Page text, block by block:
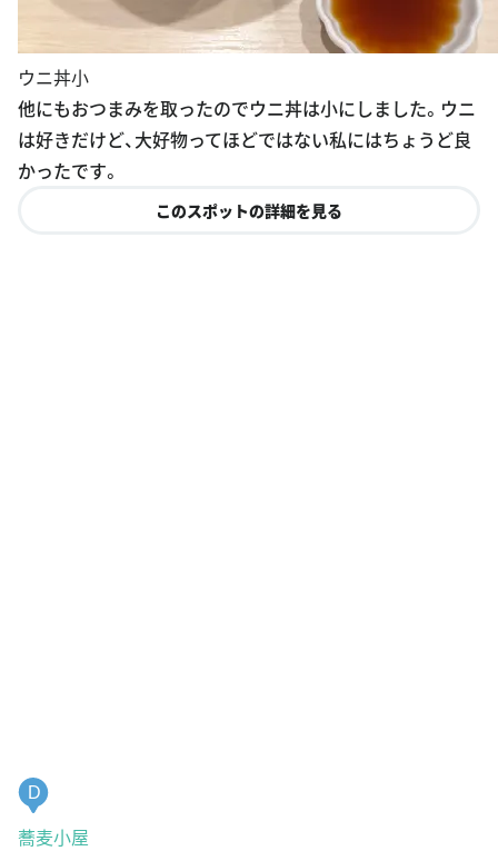
ウニ丼小
他にもおつまみを取ったのでウニ丼は小にしました。ウニ
は好きだけど、大好物ってほどではない私にはちょうど良
かったです。
このスポットの詳細を見る
D
蕎麦小屋